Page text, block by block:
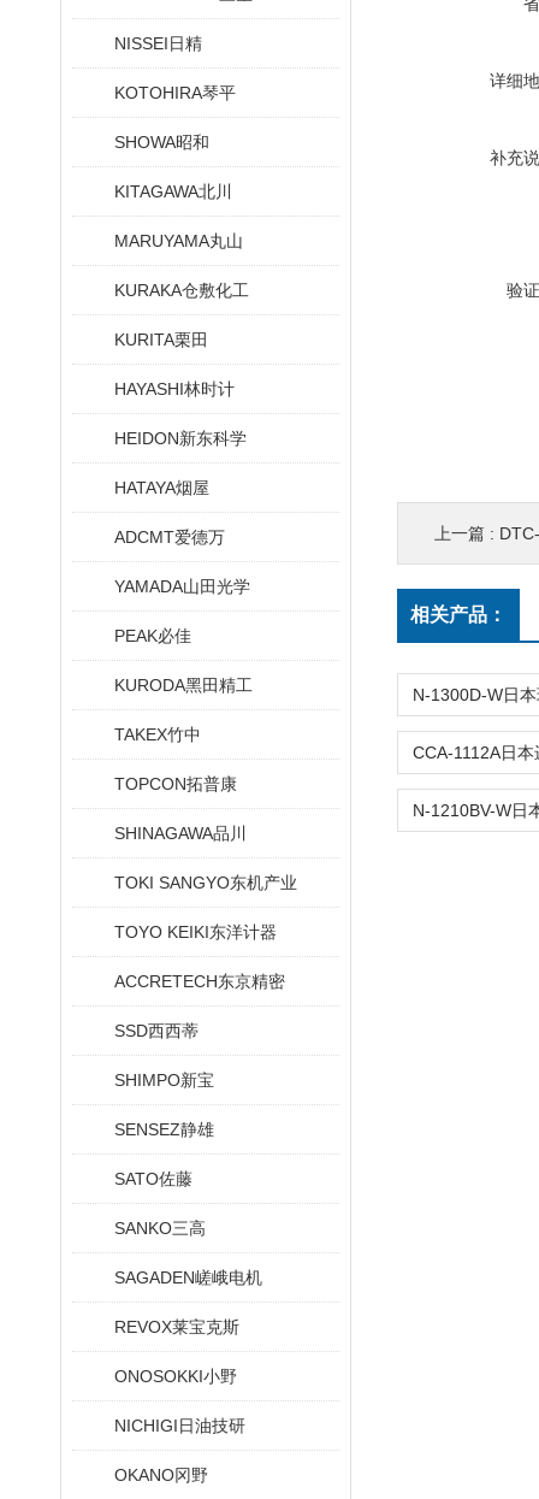
NISSEI日精
KOTOHIRA琴平
SHOWA昭和
KITAGAWA北川
MARUYAMA丸山
KURAKA仓敷化工
KURITA栗田
HAYASHI林时计
HEIDON新东科学
HATAYA烟屋
ADCMT爱德万
YAMADA山田光学
PEAK必佳
KURODA黑田精工
TAKEX竹中
TOPCON拓普康
SHINAGAWA品川
TOKI SANGYO东机产业
TOYO KEIKI东洋计器
ACCRETECH东京精密
SSD西西蒂
SHIMPO新宝
SENSEZ静雄
SATO佐藤
SANKO三高
SAGADEN嵯峨电机
REVOX莱宝克斯
ONOSOKKI小野
NICHIGI日油技研
OKANO冈野
详细
补充
验
上一篇 :
相关产品：